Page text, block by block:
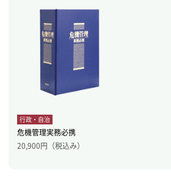
行政・自治
危機管理実務必携
20,900円（税込み）